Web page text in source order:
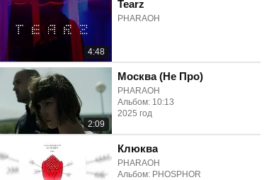
4:48
Tearz
PHARAOH
2:09
Москва (Не Про)
PHARAOH
Альбом: 10:13
2025 год
Клюква
PHARAOH
Альбом: PHOSPHOR